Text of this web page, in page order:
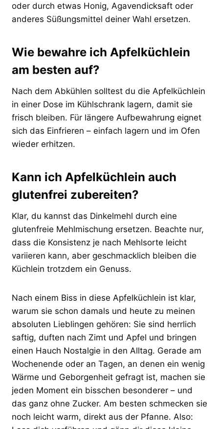
oder durch etwas Honig, Agavendicksaft oder
anderes Süßungsmittel deiner Wahl ersetzen.
Wie bewahre ich Apfelküchlein
am besten auf?
Nach dem Abkühlen solltest du die Apfelküchlein
in einer Dose im Kühlschrank lagern, damit sie
frisch bleiben. Für längere Aufbewahrung eignet
sich das Einfrieren – einfach lagern und im Ofen
wieder erhitzen.
Kann ich Apfelküchlein auch
glutenfrei zubereiten?
Klar, du kannst das Dinkelmehl durch eine
glutenfreie Mehlmischung ersetzen. Beachte nur,
dass die Konsistenz je nach Mehlsorte leicht
variieren kann, aber geschmacklich bleiben die
Küchlein trotzdem ein Genuss.
Nach einem Biss in diese Apfelküchlein ist klar,
warum sie schon damals und heute zu meinen
absoluten Lieblingen gehören: Sie sind herrlich
saftig, duften nach Zimt und Apfel und bringen
einen Hauch Nostalgie in den Alltag. Gerade am
Wochenende oder an Tagen, an denen ein wenig
Wärme und Geborgenheit gefragt ist, machen sie
jeden Moment ein bisschen besonderer – und
das ganz ohne Zucker. Am besten schmecken sie
noch leicht warm, direkt aus der Pfanne. Also: